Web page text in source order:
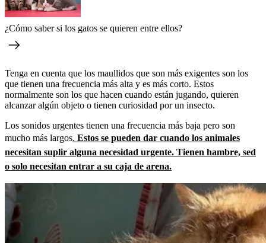
¿Cómo saber si los gatos se quieren entre ellos?
Tenga en cuenta que los maullidos que son más exigentes son los
que tienen una frecuencia más alta y es más corto. Estos
normalmente son los que hacen cuando están jugando, quieren
alcanzar algún objeto o tienen curiosidad por un insecto.
Los sonidos urgentes tienen una frecuencia más baja pero son
mucho más largos. Estos se pueden dar cuando los animales
necesitan suplir alguna necesidad urgente. Tienen hambre, sed
o solo necesitan entrar a su caja de arena.